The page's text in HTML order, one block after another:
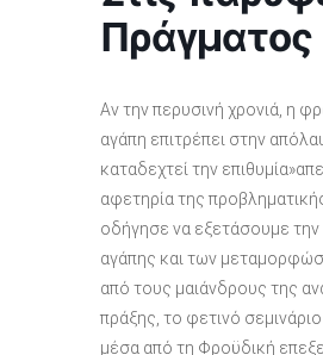
Πράγματος
Αν την περυσινή χρονιά, η
αγάπη επιτρέπει στην
καταδεχτεί την
αφετηρία της
οδήγησε να εξετάσουμε την
αγάπης και των
από τους μαιάνδρους της
πράξης, το φετινό σεμινάριο
μέσα από τη Φροϋδική